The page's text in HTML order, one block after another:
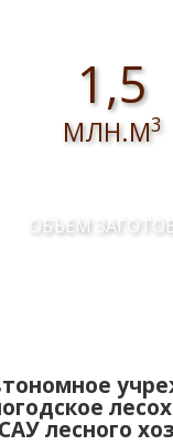
1,5
МЛН.М3
ОБЪЕМ
лесного